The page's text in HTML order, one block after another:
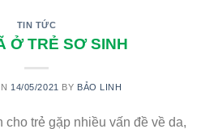
TIN TỨC
Ở TRẺ SƠ SINH
14/05/2021 BY BẢO LINH
cho trẻ gặp nhiều vấn đề về da,